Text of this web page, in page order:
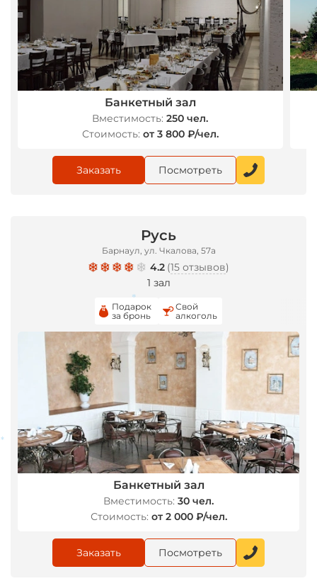
Банкетный зал
Вместимость: 250 чел.
Стоимость: от 3 800 ₽/чел.
Заказать Посмотреть
Русь
Барнаул, ул. Чкалова, 57а
4.2 (15 отзывов)
1 зал
Подарок
за бронь
Свой
алкоголь
Банкетный зал
Вместимость: 30 чел.
Стоимость: от 2 000 ₽/чел.
Заказать Посмотреть
*